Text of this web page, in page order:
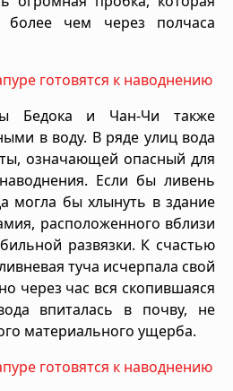
более чем через полчаса
Бедока и Чан-Чи также
в воду. В ряде улиц вода
означающей опасный для
Если бы ливень
могла бы хлынуть в здание
расположенного вблизи
развязки. К счастью
туча исчерпала свой
через час вся скопившаяся
впиталась в почву, не
материального ущерба.